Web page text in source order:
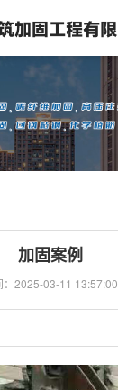
加固案例
：2025-03-11 13:57:00